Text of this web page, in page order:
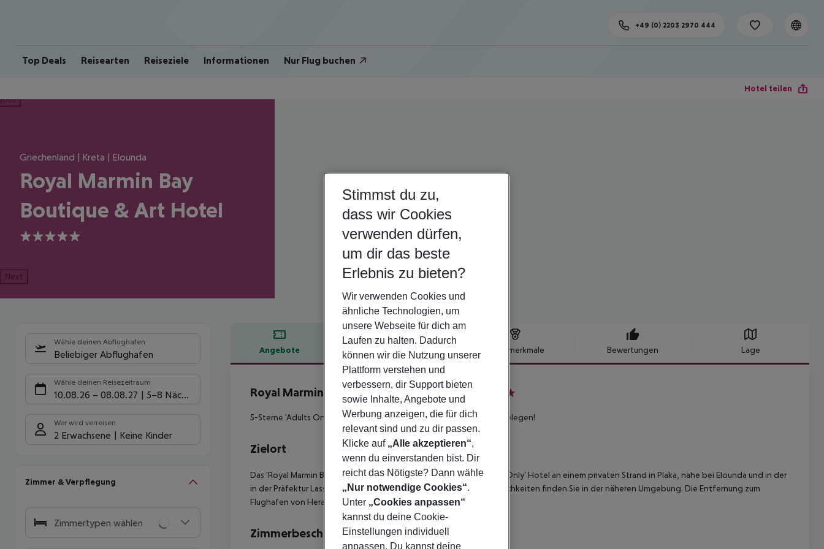
Top Deals Reisearten Reiseziele Informationen Nur Flug buchen
+49 (0) 2203 2970 444
Hotel teilen
Griechenland | Kreta | Elounda
Royal Marmin Bay
Boutique & Art Hotel
5
Next
Wähle deinen Abflughafen
Beliebiger Abflughafen
Wähle deinen Reisezeitraum
10.08.26 – 08.08.27 5-8 Nächte
Wer wird verreisen
2 Erwachsene Keine Kinder
Zimmer & Verpflegung
Zimmertypen wählen
Angebote Hotelbeschreibung Hotelmerkmale Bewertungen Lage
Hotelbeschreibung
Royal Marmin Bay Boutique & Art Hotel
5-Sterne 'Adults Only' Hotel im Raum Elounda und am Privatstrand gelegen!
Zielort
Das 'Royal Marmin Bay Boutique & Art Hotel' ist ein luxuriöses 'Adult Only' Hotel an einem privaten Strand in Plaka, nahe bei Elounda und in der
in der Präfektur Lassith gelegen. Einkaufs-/ und Unterhaltungsmöglichkeiten finden Sie in der näheren Umgebung. Die Entfernung zum
Flughafen von Heraklion beträgt etwa 75 km.
Zimmerbeschreibung
Stimmst du zu,
dass wir Cookies
verwenden dürfen,
um dir das beste
Erlebnis zu bieten?
Wir verwenden Cookies und
ähnliche Technologien, um
unsere Webseite für dich am
Laufen zu halten. Dadurch
können wir die Nutzung unserer
Plattform verstehen und
verbessern, dir Support bieten
sowie Inhalte, Angebote und
Werbung anzeigen, die für dich
relevant sind und zu dir passen.
Klicke auf „Alle akzeptieren“,
wenn du einverstanden bist. Dir
reicht das Nötigste? Dann wähle
„Nur notwendige Cookies“.
Unter „Cookies anpassen“
kannst du deine Cookie-
Einstellungen individuell
anpassen. Du kannst deine